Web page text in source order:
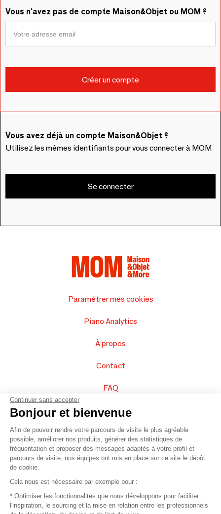
Vous n'avez pas de compte Maison&Objet ou MOM ?
Vous avez déjà un compte Maison&Objet ?
Utilisez les mêmes identifiants pour vous connecter à MOM
Se connecter
Paramétrer mes cookies
Piano Analytics
À propos
Contact
FAQ
Vendez vos produits
Plan du site
© 2016 –Organisation SAFI
Recrutement
Continuer sans accepter
Bonjour et bienvenue
Afin de pouvoir rendre votre parcours de visite le plus agréable
possible, améliorer nos produits, générer des statistiques de
fréquentation et proposer des messages adaptés à votre profil et
parcours de visite, nos équipes ont mis en place sur ce site le dépôt
de cookie.
Cela nous est nécessaire par exemple pour :
* Optimiser les fonctionnalités que nous développons pour faciliter
l'inspiration, le sourcing et la mise en relation entre les professionnels